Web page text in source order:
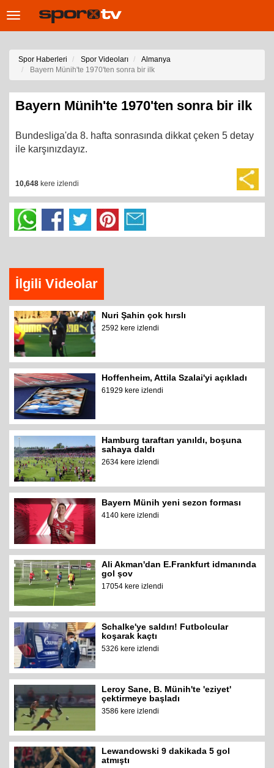
Toggle
Spor Haberleri Spor Videoları
Almanya
Bayern Münih'te 1970'ten sonra bir ilk
Bayern Münih'te 1970'ten sonra bir ilk
Bundesliga'da 8. hafta sonrasında dikkat çeken 5 detay
ile karşınızdayız.
10,648 kere izlendi
İlgili Videolar
Nuri Şahin çok hırslı
2592 kere izlendi
Hoffenheim, Attila Szalai'yi açıkladı
61929 kere izlendi
Hamburg taraftarı yanıldı, boşuna
sahaya daldı
2634 kere izlendi
Bayern Münih yeni sezon forması
4140 kere izlendi
Ali Akman'dan E.Frankfurt idmanında
gol şov
17054 kere izlendi
Schalke'ye saldırı! Futbolcular
koşarak kaçtı
5326 kere izlendi
Leroy Sane, B. Münih'te 'eziyet'
çektirmeye başladı
3586 kere izlendi
Lewandowski 9 dakikada 5 gol
atmıştı